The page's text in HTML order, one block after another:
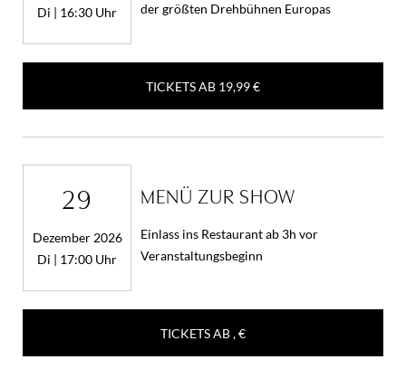
Di | 16:30 Uhr
der größten Drehbühnen Europas
TICKETS AB 19,99 €
29
Dezember 2026
Di | 17:00 Uhr
MENÜ ZUR SHOW
Einlass ins Restaurant ab 3h vor
Veranstaltungsbeginn
TICKETS AB, €